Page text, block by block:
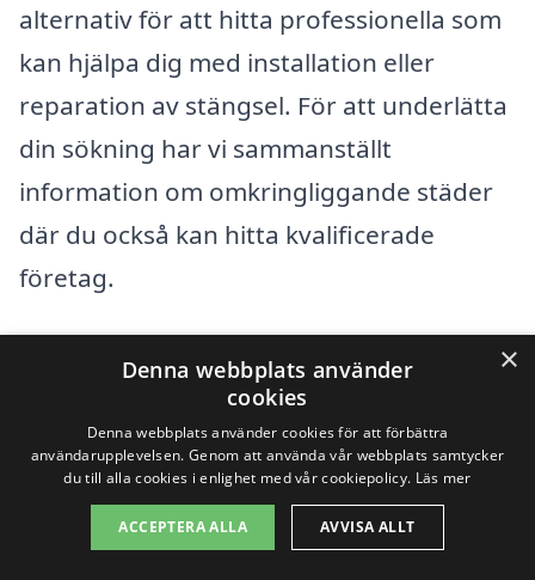
alternativ för att hitta professionella som
kan hjälpa dig med installation eller
reparation av stängsel. För att underlätta
din sökning har vi sammanställt
information om omkringliggande städer
där du också kan hitta kvalificerade
företag.
Några av de städer som ligger nära
Björlanda inkluderar:
Partille
Kungsbacka
×
Denna webbplats använder
cookies
Denna webbplats använder cookies för att förbättra
användarupplevelsen. Genom att använda vår webbplats samtycker
du till alla cookies i enlighet med vår cookiepolicy. Läs mer
ACCEPTERA ALLA AVVISA ALLT